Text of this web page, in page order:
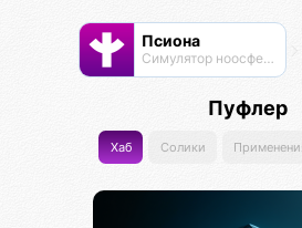
Псиона
Cимулятор ноосферы
Пуфлер
Хаб Солики